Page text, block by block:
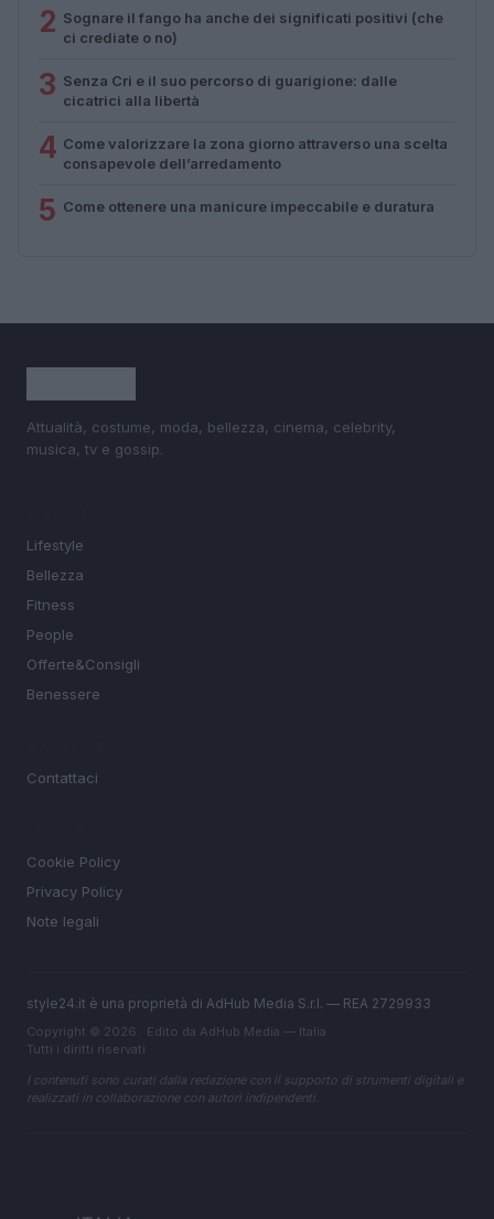
2 Sognare il fango ha anche dei significati positivi (che
ci crediate o no)
3 Senza Cri e il suo percorso di guarigione: dalle
cicatrici alla libertà
4 Come valorizzare la zona giorno attraverso una scelta
consapevole dell’arredamento
5 Come ottenere una manicure impeccabile e duratura
Attualità, costume, moda, bellezza, cinema, celebrity,
musica, tv e gossip.
Lifestyle
Bellezza
Fitness
People
Offerte&Consigli
Benessere
Contattaci
Cookie Policy
Privacy Policy
Note legali
style24.it è una proprietà di AdHub Media S.r.l. — REA 2729933
Copyright © 2026 · Edito da AdHub Media — Italia
Tutti i diritti riservati
I contenuti sono curati dalla redazione con il supporto di strumenti digitali e
realizzati in collaborazione con autori indipendenti.